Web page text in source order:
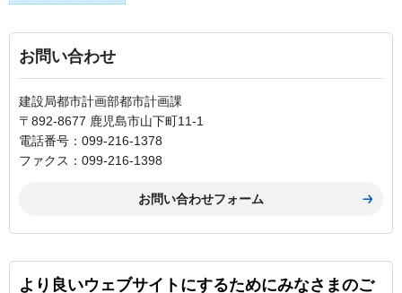
お問い合わせ
建設局都市計画部都市計画課
〒892-8677 鹿児島市山下町11-1
電話番号：099-216-1378
ファクス：099-216-1398
より良いウェブサイトにするためにみなさまのご